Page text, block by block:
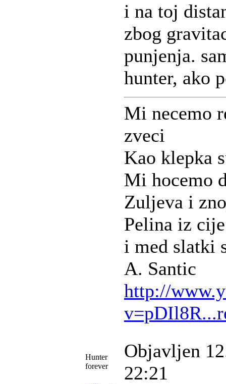
i na toj
zbog
punjenja.
hunter, ako
Mi necemo
zveci
Kao klepka
Mi hocemo
Zuljeva i
Pelina iz
i med slatki
A. Santic
http://
Hunter
forever
Objavljen
22:21